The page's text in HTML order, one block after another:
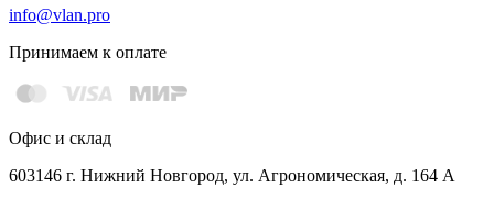
info@vlan.pro
Принимаем к оплате
Офис и склад
603146 г. Нижний Новгород, ул. Агрономическая, д. 164 А